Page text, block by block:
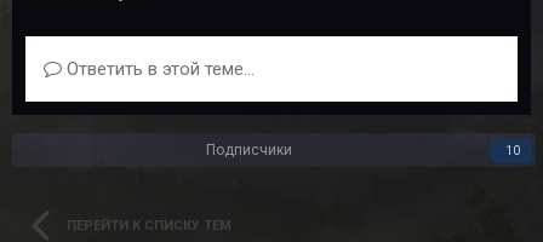
Ответить в этой теме...
Подписчики 10
ПЕРЕЙТИ К СПИСКУ ТЕМ